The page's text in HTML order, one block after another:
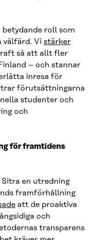
roll som
välfärd. Vi stärker
så att allt fler
– och stannar
inresa för
förutsättningarna
studenter och
och
för framtidens
Sitra en utredning
framförhållning
att de proaktiva
och
transparens